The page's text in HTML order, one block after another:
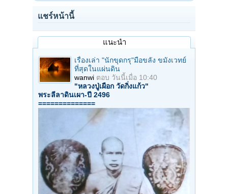
แชร์หน้านี้
แนะนำ
เรื่องเล่า "นักขุดกรุ"มือขลัง ขมังเวทย์
ที่สุดในแผ่นดิน
wanwi ตอบ วันนี้เมื่อ 10:40
"หลวงปู่เผือก วัดกิ่งแก้ว"
พระลีลาดินเผา-ปี 2496
==============